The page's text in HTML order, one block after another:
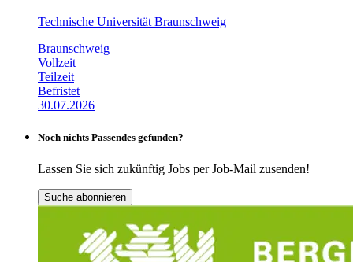
Technische Universität Braunschweig
Braunschweig
Vollzeit
Teilzeit
Befristet
30.07.2026
Noch nichts Passendes gefunden?
Lassen Sie sich zukünftig Jobs per Job-Mail zusenden!
Suche abonnieren